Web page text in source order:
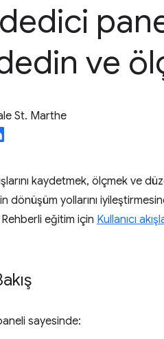
ve
St. Marthe
kaydetmek, ölçmek ve
dönüşüm yollarını
eğitim için Kullanıcı
sayesinde: